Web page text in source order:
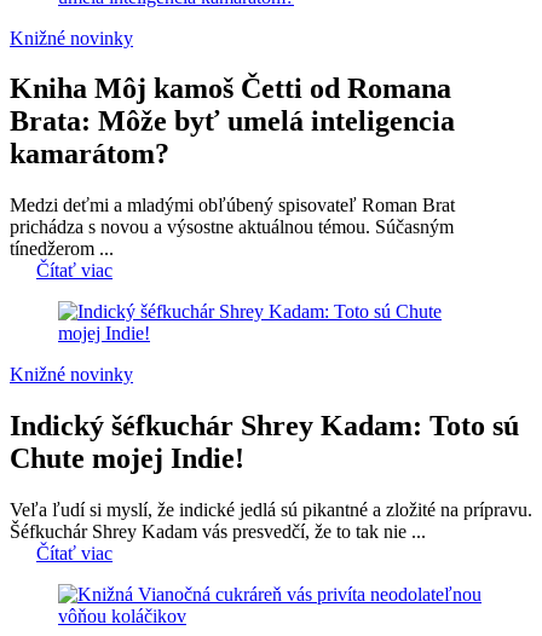
Knižné novinky
Kniha Môj kamoš Četti od Romana
Brata: Môže byť umelá inteligencia
kamarátom?
Medzi deťmi a mladými obľúbený spisovateľ Roman Brat
prichádza s novou a výsostne aktuálnou témou. Súčasným
tínedžerom ...
Čítať viac
Knižné novinky
Indický šéfkuchár Shrey Kadam: Toto sú
Chute mojej Indie!
Veľa ľudí si myslí, že indické jedlá sú pikantné a zložité na prípravu.
Šéfkuchár Shrey Kadam vás presvedčí, že to tak nie ...
Čítať viac